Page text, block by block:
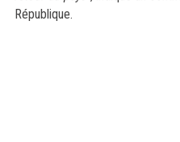
République.